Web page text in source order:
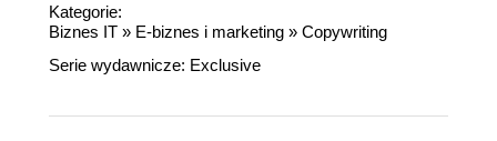
Kategorie:
Biznes IT » E-biznes i marketing » Copywriting
Serie wydawnicze: Exclusive